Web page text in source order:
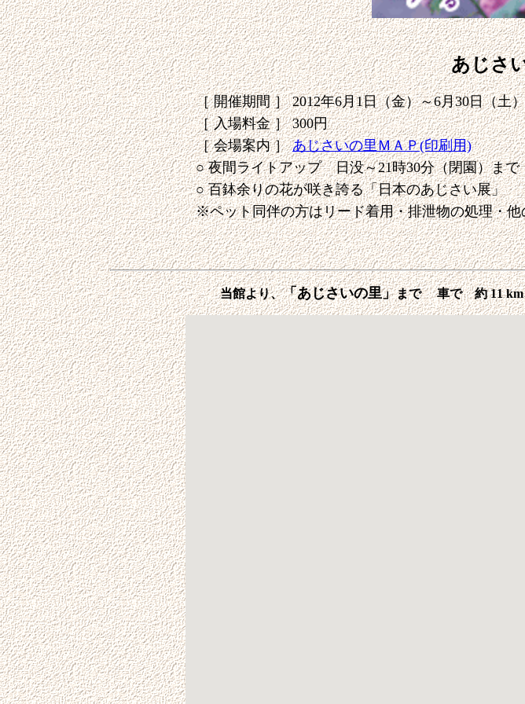
あじさ
［ 開催期間 ］ 2012年6月1日（金）～6月30日（土）
［ 入場料金 ］ 300円
［ 会場案内 ］あじさいの里ＭＡＰ(印刷用)
○ 夜間ライトアップ 日没～21時30分（閉園）まで
○ 百鉢余りの花が咲き誇る「日本のあじさい展」
※ペット同伴の方はリード着用・排泄物の処理・
当館より、「あじさいの里」まで車で 約11 km